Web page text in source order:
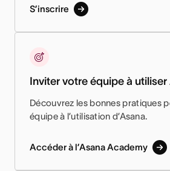
S’inscrire
Inviter votre équipe à utiliser
Découvrez les bonnes pratiques
équipe à l’utilisation d’Asana.
Accéder à l’Asana Academy